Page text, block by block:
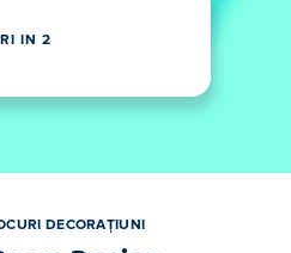
IN 2
DECORAȚIUNI